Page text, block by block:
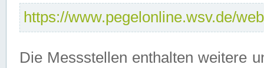
https://www.pegelonline.wsv.de/
Die Messstellen enthalten weitere